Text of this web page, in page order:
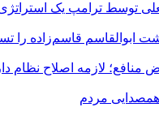
جعلی توسط ترامپ یک
ابوالقاسم قاسم‌زاده را
لازمه اصلاح نظام
همصدایی مردم